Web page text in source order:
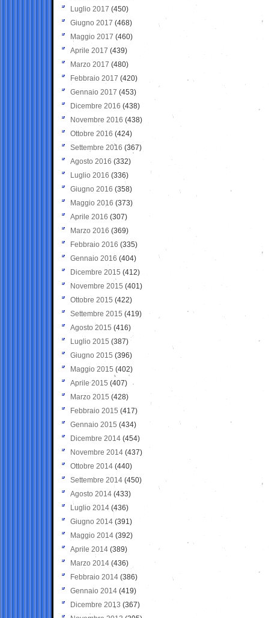
Luglio 2017 (450)
Giugno 2017 (468)
Maggio 2017 (460)
Aprile 2017 (439)
Marzo 2017 (480)
Febbraio 2017 (420)
Gennaio 2017 (453)
Dicembre 2016 (438)
Novembre 2016 (438)
Ottobre 2016 (424)
Settembre 2016 (367)
Agosto 2016 (332)
Luglio 2016 (336)
Giugno 2016 (358)
Maggio 2016 (373)
Aprile 2016 (307)
Marzo 2016 (369)
Febbraio 2016 (335)
Gennaio 2016 (404)
Dicembre 2015 (412)
Novembre 2015 (401)
Ottobre 2015 (422)
Settembre 2015 (419)
Agosto 2015 (416)
Luglio 2015 (387)
Giugno 2015 (396)
Maggio 2015 (402)
Aprile 2015 (407)
Marzo 2015 (428)
Febbraio 2015 (417)
Gennaio 2015 (434)
Dicembre 2014 (454)
Novembre 2014 (437)
Ottobre 2014 (440)
Settembre 2014 (450)
Agosto 2014 (433)
Luglio 2014 (436)
Giugno 2014 (391)
Maggio 2014 (392)
Aprile 2014 (389)
Marzo 2014 (436)
Febbraio 2014 (386)
Gennaio 2014 (419)
Dicembre 2013 (367)